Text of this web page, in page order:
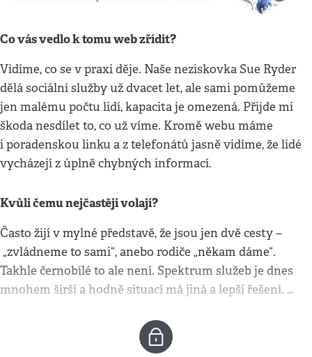
Co vás vedlo k tomu web zřídit?
Vidíme, co se v praxi děje. Naše neziskovka Sue Ryder
dělá sociální služby už dvacet let, ale sami pomůžeme
jen malému počtu lidí, kapacita je omezená. Přijde mi
škoda nesdílet to, co už víme. Kromě webu máme
i poradenskou linku a z telefonátů jasně vidíme, že lidé
vycházejí z úplně chybných informací.
Kvůli čemu nejčastěji volají?
Často žijí v mylné představě, že jsou jen dvě cesty –
„zvládneme to sami“, anebo rodiče „někam dáme“.
Takhle černobílé to ale není. Spektrum služeb je dnes
mnohem širší a hodně situací má jiná a lepší řešení. …